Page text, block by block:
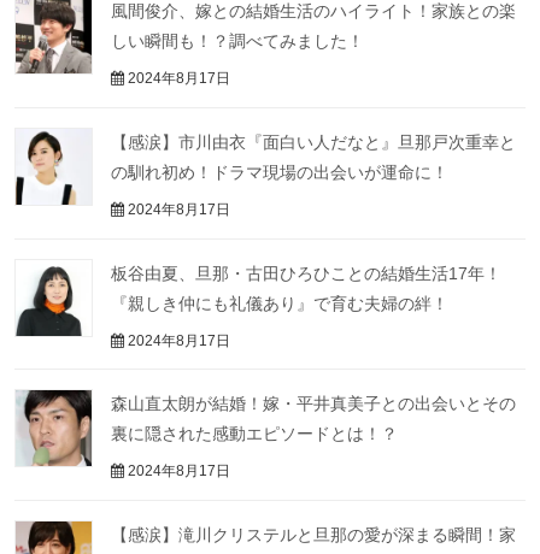
風間俊介、嫁との結婚生活のハイライト！家族との楽
しい瞬間も！？調べてみました！
2024年8月17日
【感涙】市川由衣『面白い人だなと』旦那戸次重幸と
の馴れ初め！ドラマ現場の出会いが運命に！
2024年8月17日
板谷由夏、旦那・古田ひろひことの結婚生活17年！
『親しき仲にも礼儀あり』で育む夫婦の絆！
2024年8月17日
森山直太朗が結婚！嫁・平井真美子との出会いとその
裏に隠された感動エピソードとは！？
2024年8月17日
【感涙】滝川クリステルと旦那の愛が深まる瞬間！家